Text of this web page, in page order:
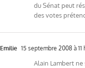
du Sénat peut
des votes
Emilie 15 septembre 2008 à 11
Alain Lambert ne